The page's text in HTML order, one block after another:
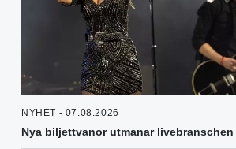
NYHET - 07.08.2026
Nya biljettvanor utmanar livebranschen